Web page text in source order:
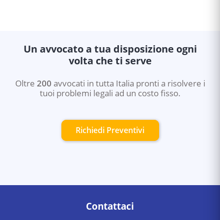
Un avvocato a tua disposizione ogni
volta che ti serve
Oltre 200 avvocati in tutta Italia pronti a risolvere i
tuoi problemi legali ad un costo fisso.
Richiedi Preventivi
Contattaci